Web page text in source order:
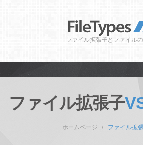
ファイル拡張子とファイル
ファイル拡張子
ホームページ ファイル拡